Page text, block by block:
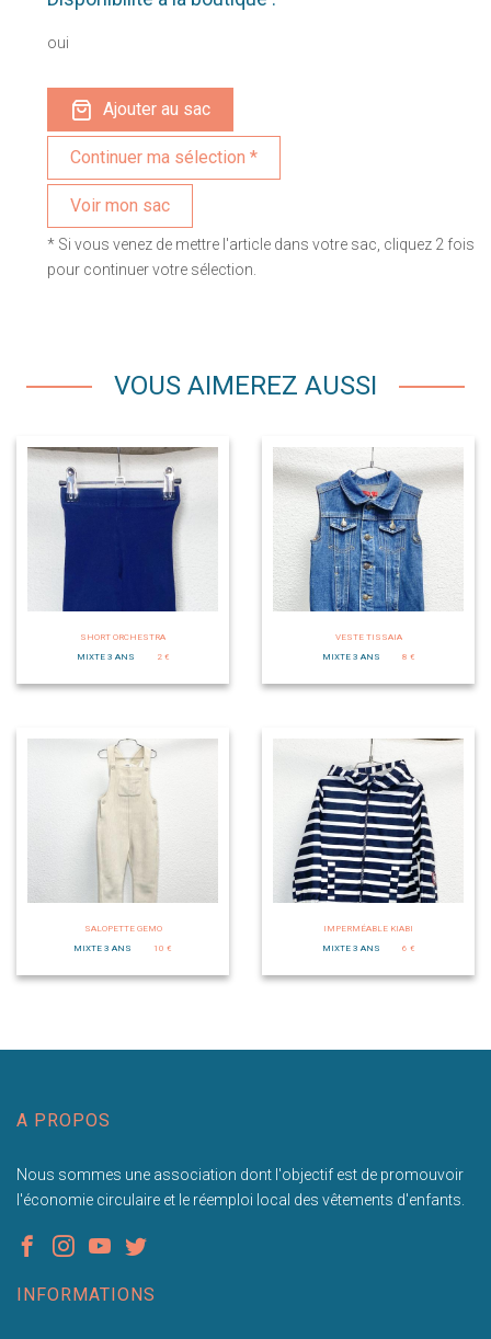
oui
Ajouter au sac
Voir mon sac
* Si vous venez de mettre l'article dans votre sac, cliquez 2 fois
pour continuer votre sélection.
VOUS AIMEREZ AUSSI
SHORT ORCHESTRA
MIXTE 3 ANS
2 €
VESTE TISSAIA
MIXTE 3 ANS
8 €
SALOPETTE GEMO
MIXTE 3 ANS
10 €
IMPERMÉABLE KIABI
MIXTE 3 ANS
6 €
A PROPOS
Nous sommes une association dont l'objectif est de promouvoir
l'économie circulaire et le réemploi local des vêtements d'enfants.
INFORMATIONS